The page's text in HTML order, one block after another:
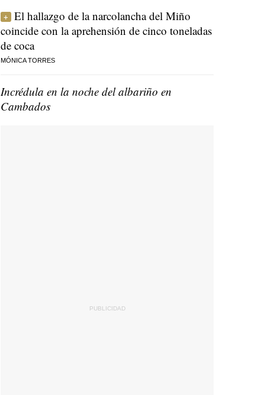
El hallazgo de la narcolancha del Miño
coincide con la aprehensión de cinco toneladas
de coca
MÓNICA TORRES
Incrédula en la noche del albariño en
Cambados